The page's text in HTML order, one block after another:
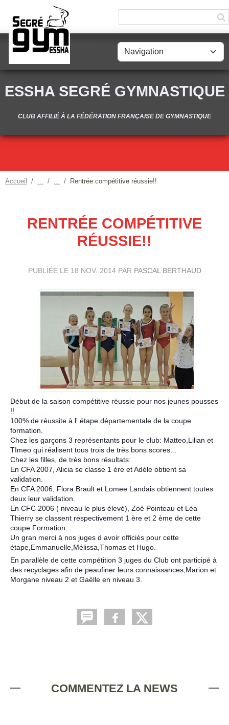
ESSHA SEGRÉ GYMNASTIQUE
CLUB AFFILIÉ À LA FÉDÉRATION FRANÇAISE DE GYMNASTIQUE
Accueil Rentrée compétitive réussie!!
RENTRÉE COMPÉTITIVE
RÉUSSIE!!
PUBLIÉE LE 18 NOV. 2014PAR PASCAL BERTHAUD
Début de la saison compétitive réussie pour nos jeunes pousses
!!
100% de réussite à l' étape départementale de la coupe
formation.
Chez les garçons 3 représentants pour le club: Matteo,Lilian et
TImeo qui réalisent tous trois de très bons scores...
Chez les filles, de très bons résultats:
En CFA 2007, Alicia se classe 1 ère et Adèle obtient sa
validation.
En CFA 2006, Flora Brault et Lomee Landais obtiennent toutes
deux leur validation.
En CFC 2006 ( niveau le plus élevé), Zoé Pointeau et Léa
Thierry se classent respectivement 1 ère et 2 ème de cette
coupe Formation.
Un gran merci à nos juges d avoir officiés pour cette
étape,Emmanuelle,Mélissa,Thomas et Hugo.
En parallèle de cette compétition 3 juges du Club ont participé à
des recyclages afin de peaufiner leurs connaissances,Marion et
Morgane niveau 2 et Gaëlle en niveau 3.
COMMENTEZ LA NEWS
Panneau de gestion des cookies